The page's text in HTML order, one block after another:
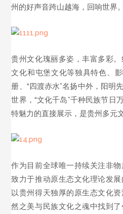
州的好声音跨山越海，回响世界。
贵州文化瑰丽多姿，丰富多彩
文化和屯堡文化等独具特色、
册、“四渡赤水”名扬中外，阳明
世界，“文化千岛”千种民族节日
特魅力的直接展示，是贵州多元
作为目前全球唯一持续关注非
致力于推动原生态文化理论发
以贵州得天独厚的原生态文化
然之美与民族文化之魂中找到